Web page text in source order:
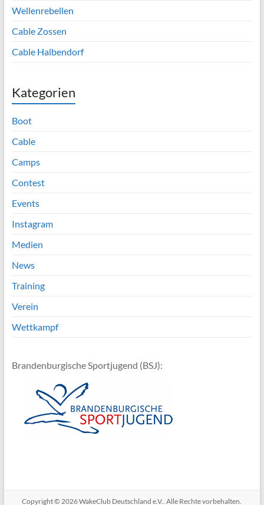
Wellenrebellen
Cable Zossen
Cable Halbendorf
Kategorien
Boot
Cable
Camps
Contest
Events
Instagram
Medien
News
Training
Verein
Wettkampf
Brandenburgische Sportjugend (BSJ):
Copyright © 2026WakeClub Deutschland e.V. . Alle Rechte vorbehalten.